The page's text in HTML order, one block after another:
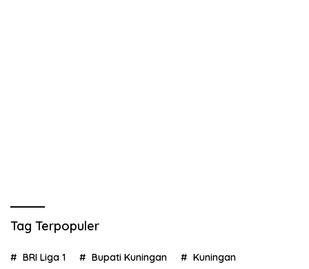
Tag Terpopuler
BRI Liga 1 Bupati Kuningan Kuningan